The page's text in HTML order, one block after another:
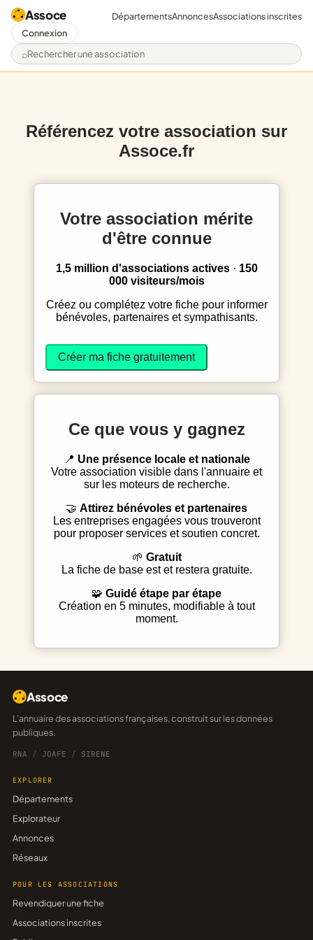
Assoce
Rechercher une association
DépartementsAnnoncesAssociations inscrites
Connexion
Référencez votre association sur
Assoce.fr
Votre association mérite
d'être connue
1,5 million d'associations actives· 150
000 visiteurs/mois
Créez ou complétez votre fiche pour informer
bénévoles, partenaires et sympathisants.
Créer ma fiche gratuitement
Ce que vous y gagnez
Une présence locale et nationale
Votre association visible dans l'annuaire et
sur les moteurs de recherche.
Attirez bénévoles et partenaires
Les entreprises engagées vous trouveront
pour proposer services et soutien concret.
Gratuit
La fiche de base est et restera gratuite.
Guidé étape par étape
Création en 5 minutes, modifiable à tout
moment.
Assoce
L'annuaire des associations françaises, construit sur les données
publiques.
RNA / JOAFE / SIRENE
EXPLORER
Départements
Explorateur
Annonces
Réseaux
POUR LES ASSOCIATIONS
Revendiquer une fiche
Associations inscrites